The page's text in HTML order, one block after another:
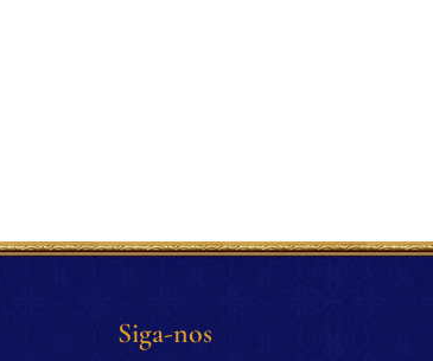
Siga-nos